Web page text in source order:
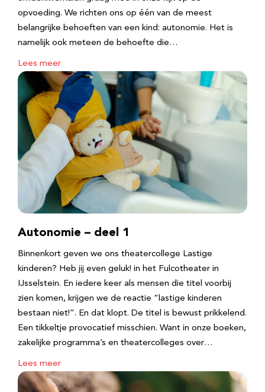
opvoeding. We richten ons op één van de meest
belangrijke behoeften van een kind: autonomie. Het is
namelijk ook meteen de behoefte die…
Lees meer
Autonomie – deel 1
Binnenkort geven we ons theatercollege Lastige
kinderen? Heb jij even geluk! in het Fulcotheater in
IJsselstein. En iedere keer als mensen die titel voorbij
zien komen, krijgen we de reactie “lastige kinderen
bestaan niet!”. En dat klopt. De titel is bewust prikkelend.
Een tikkeltje provocatief misschien. Want in onze boeken,
zakelijke programma’s en theatercolleges over…
Lees meer